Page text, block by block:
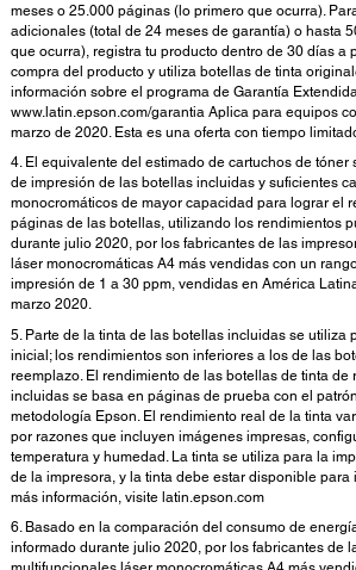
meses o 25.000 páginas (lo primero que ocurra).
adicionales (total de 24 meses de garantía) o hasta
que ocurra), registra tu producto dentro de 30 días a
compra del producto y utiliza botellas de tinta
información sobre el programa de Garantía
www.latin.epson.com/garantia Aplica para equipos
marzo de 2020. Esta es una oferta con tiempo
4. El equivalente del estimado de cartuchos de
de impresión de las botellas incluidas y suficientes
monocromáticos de mayor capacidad para lograr el
páginas de las botellas, utilizando los rendimientos
durante julio 2020, por los fabricantes de las
láser monocromáticas A4 más vendidas con un
impresión de 1 a 30 ppm, vendidas en América
marzo 2020.
5. Parte de la tinta de las botellas incluidas se utiliza
inicial; los rendimientos son inferiores a los de las
reemplazo. El rendimiento de las botellas de tinta de
incluidas se basa en páginas de prueba con el
metodología Epson. El rendimiento real de la tinta
por razones que incluyen imágenes impresas,
temperatura y humedad. La tinta se utiliza para la
de la impresora, y la tinta debe estar disponible para
más información, visite latin.epson.com
6. Basado en la comparación del consumo de
informado durante julio 2020, por los fabricantes de